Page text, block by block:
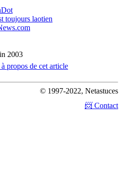
toujours laotien
2003
propos de cet article
© 1997-2022, Netastuces
📨 Contact